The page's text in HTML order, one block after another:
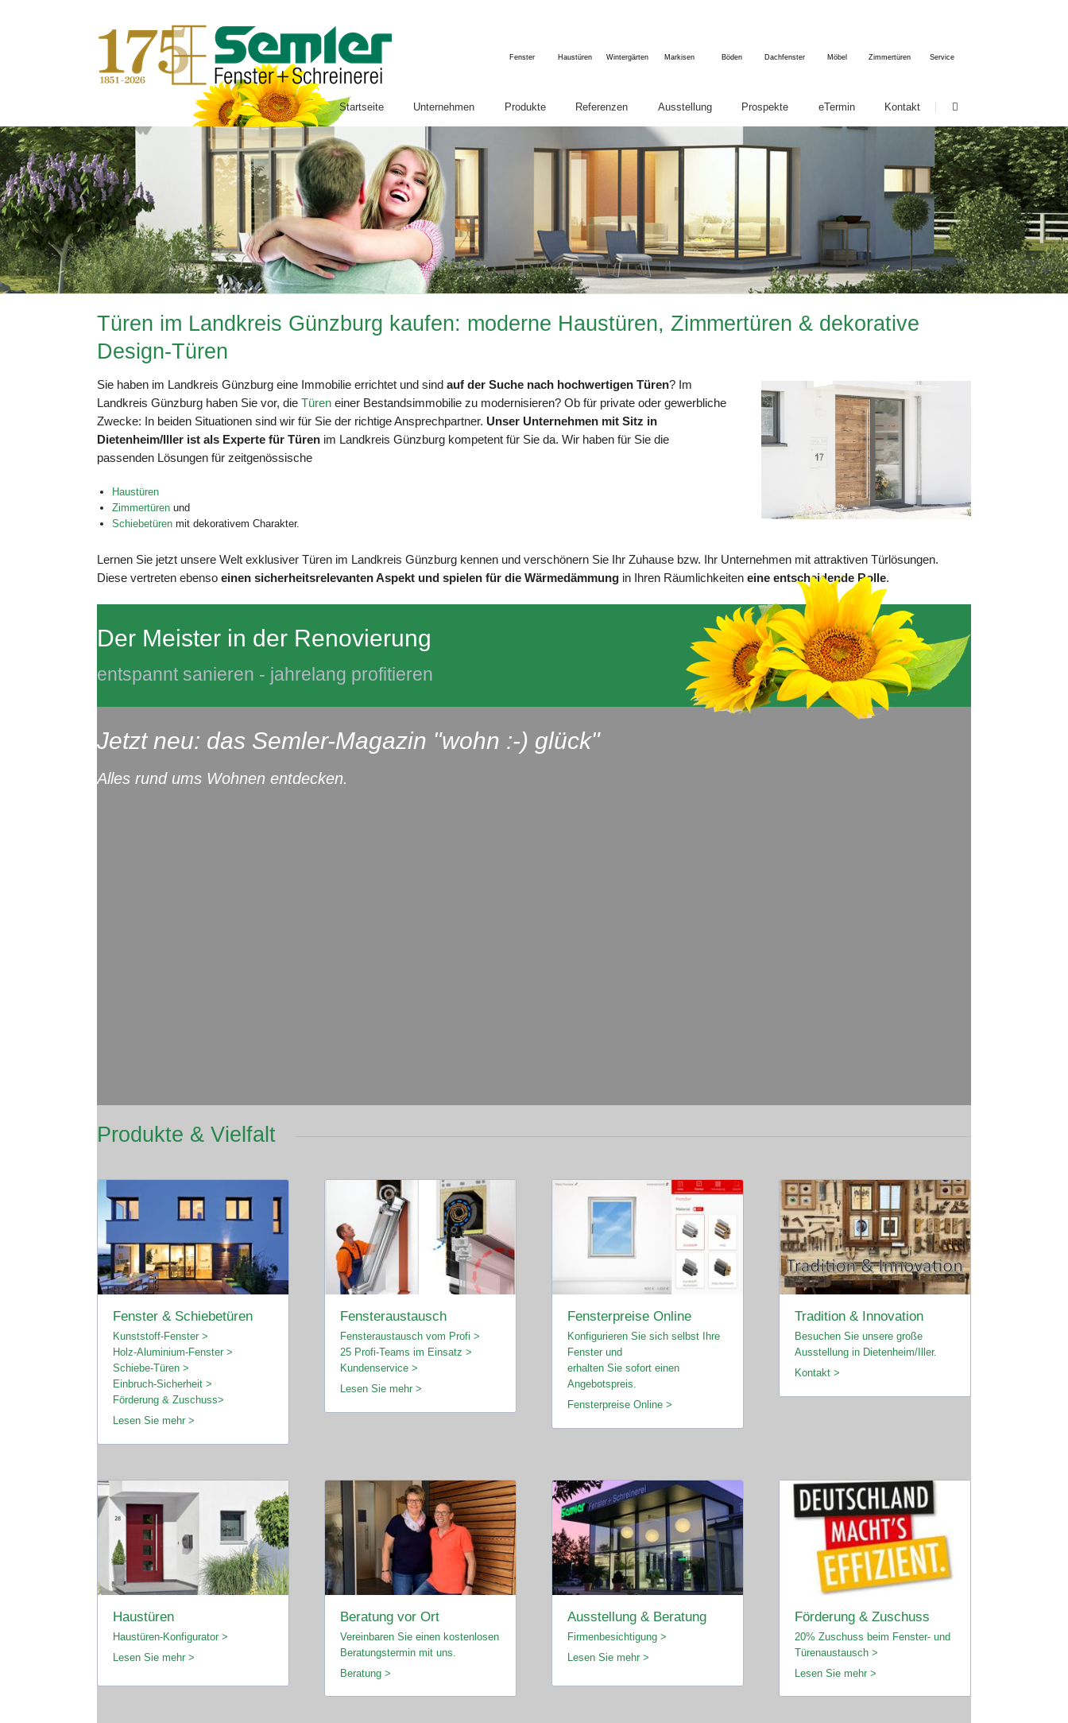
Fenster Haustüren Wintergärten Markisen Böden Dachfenster Möbel Zimmertüren Service
überspringen
Startseite Unternehmen
Karriere
Produkte
Fenster & Türen
Fenster & Schiebe-Türen
Fensterpreise Online
Fensteraustausch
Haustüren
Winter- & Sommergärten
Innenausbau
Böden
Dachfenster
Innenausbau & Möbel
Zimmertüren & Schiebetüren
Unser Service für Sie
Beratung & Ausstellung
Reparatur-Service
Herstellung & Produktion
Einbau & Montage
FAQ
Referenzen
Winter- & Sommergärten
Ausstellung
Firmenbesichtigung
Prospekte eTermin Kontakt
Türen im Landkreis Günzburg kaufen: moderne Haustüren, Zimmertüren & dekorative
Design-Türen
Sie haben im Landkreis Günzburg eine Immobilie errichtet und sind auf der Suche nach hochwertigen Türen? Im
Landkreis Günzburg haben Sie vor, die Türen einer Bestandsimmobilie zu modernisieren? Ob für private oder gewerbliche
Zwecke: In beiden Situationen sind wir für Sie der richtige Ansprechpartner. Unser Unternehmen mit Sitz in
Dietenheim/Iller ist als Experte für Türen im Landkreis Günzburg kompetent für Sie da. Wir haben für Sie die
passenden Lösungen für zeitgenössische
Haustüren
Zimmertürenund
Schiebetürenmit dekorativem Charakter.
Lernen Sie jetzt unsere Welt exklusiver Türen im Landkreis Günzburg kennen und verschönern Sie Ihr Zuhause bzw. Ihr Unternehmen mit attraktiven Türlösungen.
Diese vertreten ebenso einen sicherheitsrelevanten Aspekt und spielen für die Wärmedämmung in Ihren Räumlichkeiten eine entscheidende Rolle.
Der Meister in der Renovierung
entspannt sanieren - jahrelang profitieren
Jetzt neu: das Semler-Magazin "wohn :-) glück"
Alles rund ums Wohnen entdecken.
Produkte & Vielfalt
Fenster & Schiebetüren
Kunststoff-Fenster >
Holz-Aluminium-Fenster >
Schiebe-Türen >
Einbruch-Sicherheit >
Förderung & Zuschuss>
Lesen Sie mehr >
Fensteraustausch
Fensteraustausch vom Profi >
25 Profi-Teams im Einsatz >
Kundenservice >
Lesen Sie mehr >
Fensterpreise Online
Konfigurieren Sie sich selbst Ihre
Fenster und
erhalten Sie sofort einen
Angebotspreis.
Fensterpreise Online >
Tradition & Innovation
Besuchen Sie unsere große
Ausstellung in Dietenheim/Iller.
Kontakt >
Haustüren
Haustüren-Konfigurator >
Lesen Sie mehr >
Beratung vor Ort
Vereinbaren Sie einen kostenlosen
Beratungstermin mit uns.
Beratung >
Ausstellung & Beratung
Firmenbesichtigung >
Lesen Sie mehr >
Förderung & Zuschuss
20% Zuschuss beim Fenster- und
Türenaustausch >
Lesen Sie mehr >